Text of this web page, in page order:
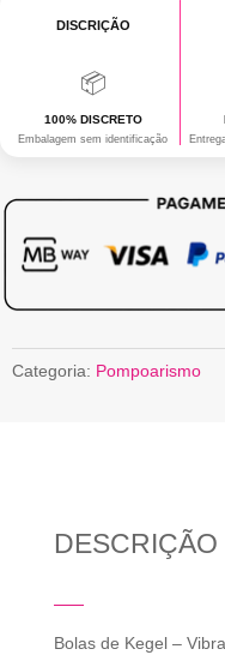
DISCRIÇÃO
📦
100% DISCRETO
Embalagem sem identificação
Categoria: Pompoarismo
Bolas de Kegel –